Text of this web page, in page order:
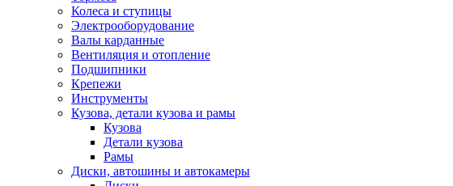
Колеса и ступицы
Электрооборудование
Валы карданные
Вентиляция и отопление
Подшипники
Крепежи
Инструменты
Кузова, детали кузова и рамы
Кузова
Детали кузова
Рамы
Диски, автошины и автокамеры